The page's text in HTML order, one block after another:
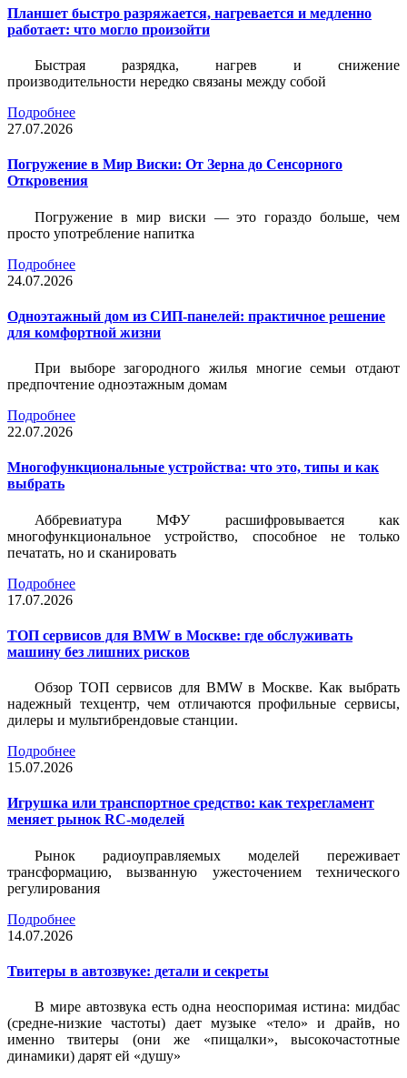
Планшет быстро разряжается, нагревается и медленно
работает: что могло произойти
Быстрая разрядка, нагрев и снижение
производительности нередко связаны между собой
Подробнее
27.07.2026
Погружение в Мир Виски: От Зерна до Сенсорного
Откровения
Погружение в мир виски — это гораздо больше, чем
просто употребление напитка
Подробнее
24.07.2026
Одноэтажный дом из СИП-панелей: практичное решение
для комфортной жизни
При выборе загородного жилья многие семьи отдают
предпочтение одноэтажным домам
Подробнее
22.07.2026
Многофункциональные устройства: что это, типы и как
выбрать
Аббревиатура МФУ расшифровывается как
многофункциональное устройство, способное не только
печатать, но и сканировать
Подробнее
17.07.2026
ТОП сервисов для BMW в Москве: где обслуживать
машину без лишних рисков
Обзор ТОП сервисов для BMW в Москве. Как выбрать
надежный техцентр, чем отличаются профильные сервисы,
дилеры и мультибрендовые станции.
Подробнее
15.07.2026
Игрушка или транспортное средство: как техрегламент
меняет рынок RC-моделей
Рынок радиоуправляемых моделей переживает
трансформацию, вызванную ужесточением технического
регулирования
Подробнее
14.07.2026
Твитеры в автозвуке: детали и секреты
В мире автозвука есть одна неоспоримая истина: мидбас
(средне-низкие частоты) дает музыке «тело» и драйв, но
именно твитеры (они же «пищалки», высокочастотные
динамики) дарят ей «душу»